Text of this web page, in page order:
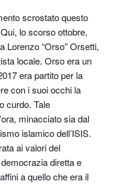
scrostato questo
lo scorso ottobre,
Lorenzo “Orso” Orsetti,
locale. Orso era un
era partito per la
con i suoi occhi la
curdo. Tale
minacciato sia dal
islamico dell’ISIS.
ai valori del
diretta e
a quello che era il